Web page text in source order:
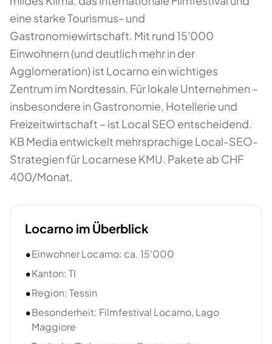
eine starke Tourismus- und
Gastronomiewirtschaft. Mit rund 15'000
Einwohnern (und deutlich mehr in der
Agglomeration) ist Locarno ein wichtiges
Zentrum im Nordtessin. Für lokale Unternehmen –
insbesondere in Gastronomie, Hotellerie und
Freizeitwirtschaft – ist Local SEO entscheidend.
KB Media entwickelt mehrsprachige Local-SEO-
Strategien für Locarnese KMU. Pakete ab CHF
400/Monat.
Locarno im Überblick
•Einwohner Locarno: ca. 15'000
•Kanton: TI
•Region: Tessin
•Besonderheit: Filmfestival Locarno, Lago
Maggiore